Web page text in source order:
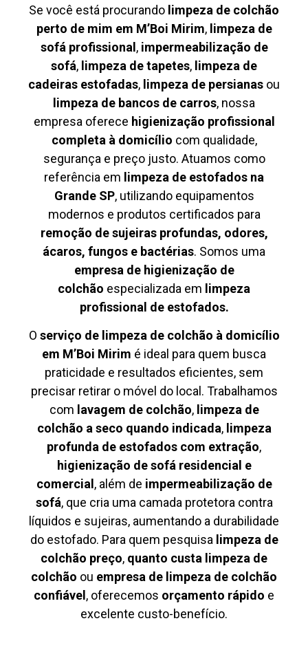
Se você está procurando limpeza de colchão
perto de mim em M’Boi Mirim, limpeza de
sofá profissional , impermeabilização de
sofá, limpeza de tapetes, limpeza de
cadeiras estofadas, limpeza de persianas ou
limpeza de bancos de carros, nossa
empresa oferece higienização profissional
completa à domicílio com qualidade,
segurança e preço justo. Atuamos como
referência em limpeza de estofados na
Grande SP, utilizando equipamentos
modernos e produtos certificados para
remoção de sujeiras profundas, odores,
ácaros, fungos e bactérias. Somos uma
empresa de higienização de
colchão especializada em limpeza
profissional de estofados.
O serviço de limpeza de colchão à domicílio
em M’Boi Mirim é ideal para quem busca
praticidade e resultados eficientes, sem
precisar retirar o móvel do local. Trabalhamos
com lavagem de colchão, limpeza de
colchão a seco quando indicada, limpeza
profunda de estofados com extração,
higienização de sofá residencial e
comercial , além de impermeabilização de
sofá, que cria uma camada protetora contra
líquidos e sujeiras, aumentando a durabilidade
do estofado. Para quem pesquisa limpeza de
colchão preço, quanto custa limpeza de
colchão ou empresa de limpeza de colchão
confiável , oferecemos orçamento rápido e
excelente custo-benefício.